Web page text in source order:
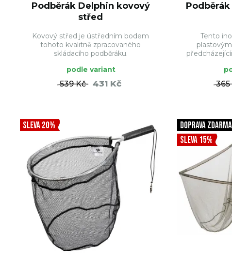
Podběrák Delphin kovový
střed
Kovový střed je ústředním bodem
tohoto kvalitně zpracovaného
skládacího podběráku.
podle variant
539 Kč 431 Kč
Tento
365
SLEVA 20%
DOPRAVA ZDARMA
SLEVA 15%